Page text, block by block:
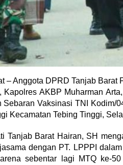
– Anggota DPRD Tanjab
Kapolres AKBP Muharman
Sebaran Vaksinasi TNI Kodim/
Kecamatan Tebing Tinggi,
Tanjab Barat Hairan, SH
dengan PT. LPPPI
sebentar lagi MTQ ke-